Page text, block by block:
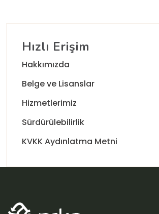
Hızlı Erişim
Hakkımızda
Belge ve Lisanslar
Hizmetlerimiz
Sürdürülebilirlik
KVKK Aydınlatma Metni